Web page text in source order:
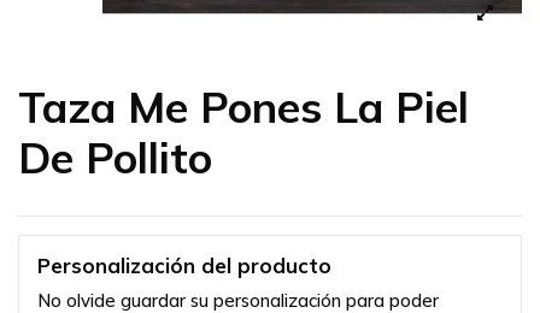
Taza Me Pones La Piel
De Pollito
Personalización del producto
No olvide guardar su personalización para poder